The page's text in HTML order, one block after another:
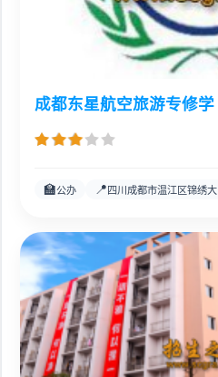
成都东星航空旅游专修学
🏫公办 📍四川成都市温江区锦绣大